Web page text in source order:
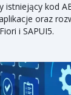
istniejący kod
oraz
i SAPUI5.